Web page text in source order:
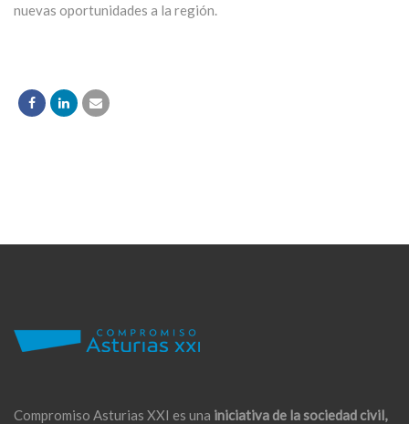
nuevas oportunidades a la región.
Compromiso Asturias XXI es una iniciativa de la sociedad civil,